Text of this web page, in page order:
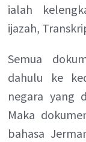
ialah
ijazah,
Semua
dahulu ke
negara yang
Maka
bahasa